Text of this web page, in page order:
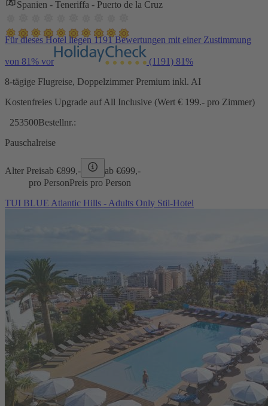
Spanien - Teneriffa - Puerto de la Cruz
Für dieses Hotel liegen 1191 Bewertungen mit einer Zustimmung
von 81% vor (1191) 81%
8-tägige Flugreise, Doppelzimmer Premium inkl. AI
Kostenfreies Upgrade auf All Inclusive (Wert € 199.- pro Zimmer)
253500Bestellnr.:
Pauschalreise
Alter Preisab €899,- ab €699,-
pro PersonPreis pro Person
TUI BLUE Atlantic Hills - Adults Only Stil-Hotel